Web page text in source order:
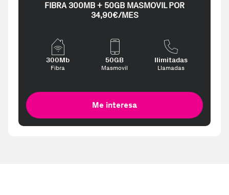
FIBRA 300MB + 50GB MASMOVIL POR
34,90€/MES
300Mb
Fibra
50GB
Masmovil
Ilimitadas
Llamadas
Me interesa